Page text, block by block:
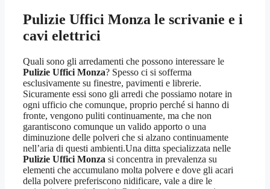
Pulizie Uffici Monza le scrivanie e i
cavi elettrici
Quali sono gli arredamenti che possono interessare le
Pulizie Uffici Monza? Spesso ci si sofferma
esclusivamente su finestre, pavimenti e librerie.
Sicuramente essi sono gli arredi che possiamo notare in
ogni ufficio che comunque, proprio perché si hanno di
fronte, vengono puliti continuamente, ma che non
garantiscono comunque un valido apporto o una
diminuzione delle polveri che si alzano continuamente
nell’aria di questi ambienti.Una ditta specializzata nelle
Pulizie Uffici Monza si concentra in prevalenza su
elementi che accumulano molta polvere e dove gli acari
della polvere preferiscono nidificare, vale a dire le